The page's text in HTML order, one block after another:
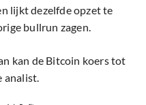
lijkt dezelfde opzet te
bullrun zagen.
kan de Bitcoin koers tot
analist.